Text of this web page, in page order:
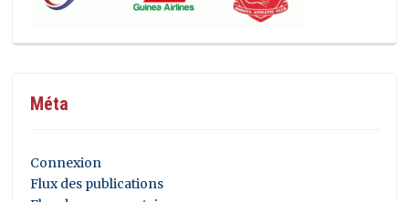
Méta
Connexion
Flux des publications